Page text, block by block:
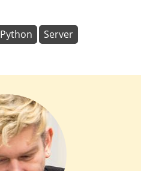
Python Server